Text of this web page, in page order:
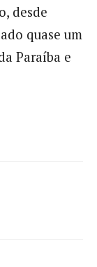
desde
quase um
Paraíba e